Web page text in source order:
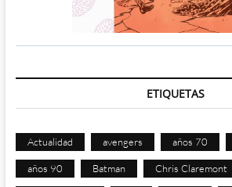
ETIQUETAS
Actualidad avengers años 70
años 90 Batman Chris Claremont